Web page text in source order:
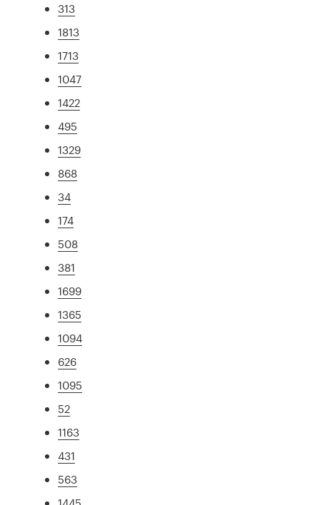
313
1813
1713
1047
1422
495
1329
868
34
174
508
381
1699
1365
1094
626
1095
52
1163
431
563